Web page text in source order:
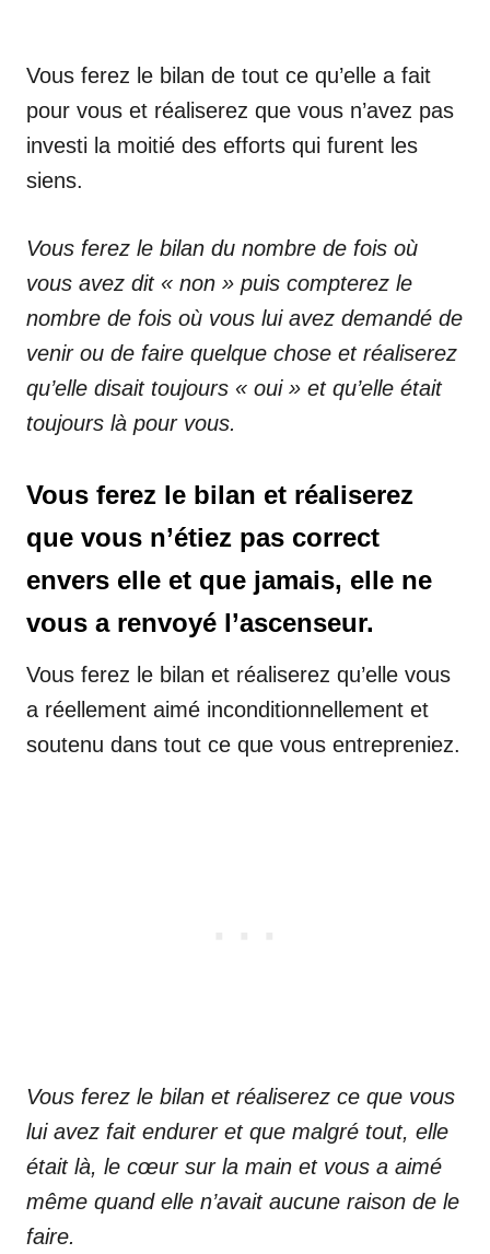
Vous ferez le bilan de tout ce qu’elle a fait
pour vous et réaliserez que vous n’avez pas
investi la moitié des efforts qui furent les
siens.
Vous ferez le bilan du nombre de fois où
vous avez dit « non » puis compterez le
nombre de fois où vous lui avez demandé de
venir ou de faire quelque chose et réaliserez
qu’elle disait toujours « oui » et qu’elle était
toujours là pour vous.
Vous ferez le bilan et réaliserez
que vous n’étiez pas correct
envers elle et que jamais, elle ne
vous a renvoyé l’ascenseur.
Vous ferez le bilan et réaliserez qu’elle vous
a réellement aimé inconditionnellement et
soutenu dans tout ce que vous entrepreniez.
Vous ferez le bilan et réaliserez ce que vous
lui avez fait endurer et que malgré tout, elle
était là, le cœur sur la main et vous a aimé
même quand elle n’avait aucune raison de le
faire.